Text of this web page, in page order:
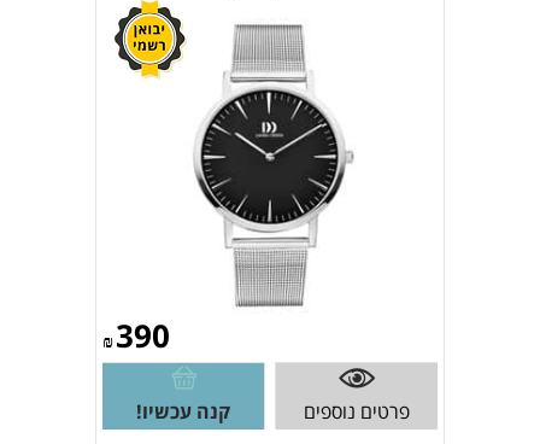
₪390
פרטים נוספים קנה עכשיו!